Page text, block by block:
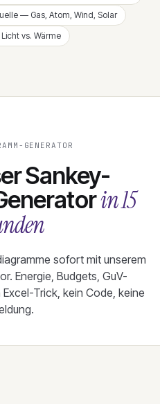
— Gas, Atom, Wind, Solar
vs. Wärme
GENERATOR
Sankey-
in 15
sofort mit unserem
Energie, Budgets, GuV-
Trick, kein Code, keine